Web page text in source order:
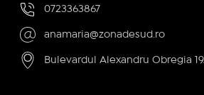
0723363867
anamaria@zonadesud.ro
Bulevardul Alexandru Obregia